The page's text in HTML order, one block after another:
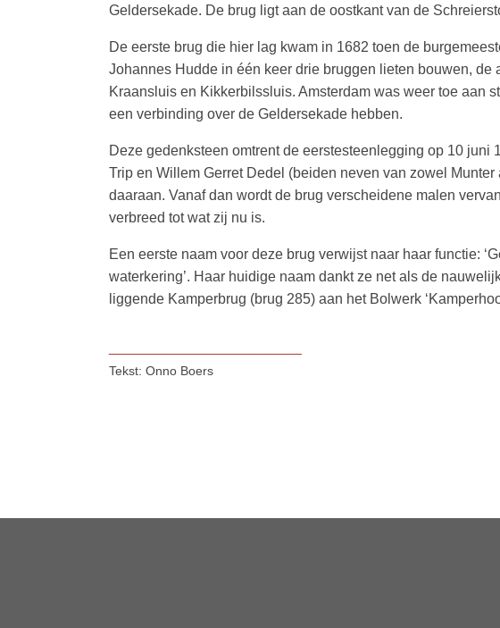
Geldersekade. De brug ligt aan de oostkant van de
De eerste brug die hier lag kwam in 1682 toen de
Johannes Hudde in één keer drie bruggen lieten bouwen, de
Kraansluis en Kikkerbilssluis. Amsterdam was weer toe aan
een verbinding over de Geldersekade hebben.
Deze gedenksteen omtrent de eerstesteenlegging op 10 juni
Trip en Willem Gerret Dedel (beiden neven van zowel
daaraan. Vanaf dan wordt de brug verscheidene malen
verbreed tot wat zij nu is.
Een eerste naam voor deze brug verwijst naar haar functie:
waterkering’. Haar huidige naam dankt ze net als de
liggende Kamperbrug (brug 285) aan het Bolwerk
Tekst: Onno Boers